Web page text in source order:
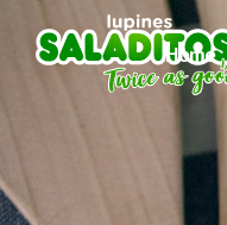
Home